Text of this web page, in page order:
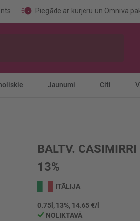
Piegāde ar kurjeru un Omniva
Jaunumi Citi
BALTV.
13%
ITĀLIJA
0.75l, 13%, 14.65 €/l
NOLIKTAVĀ